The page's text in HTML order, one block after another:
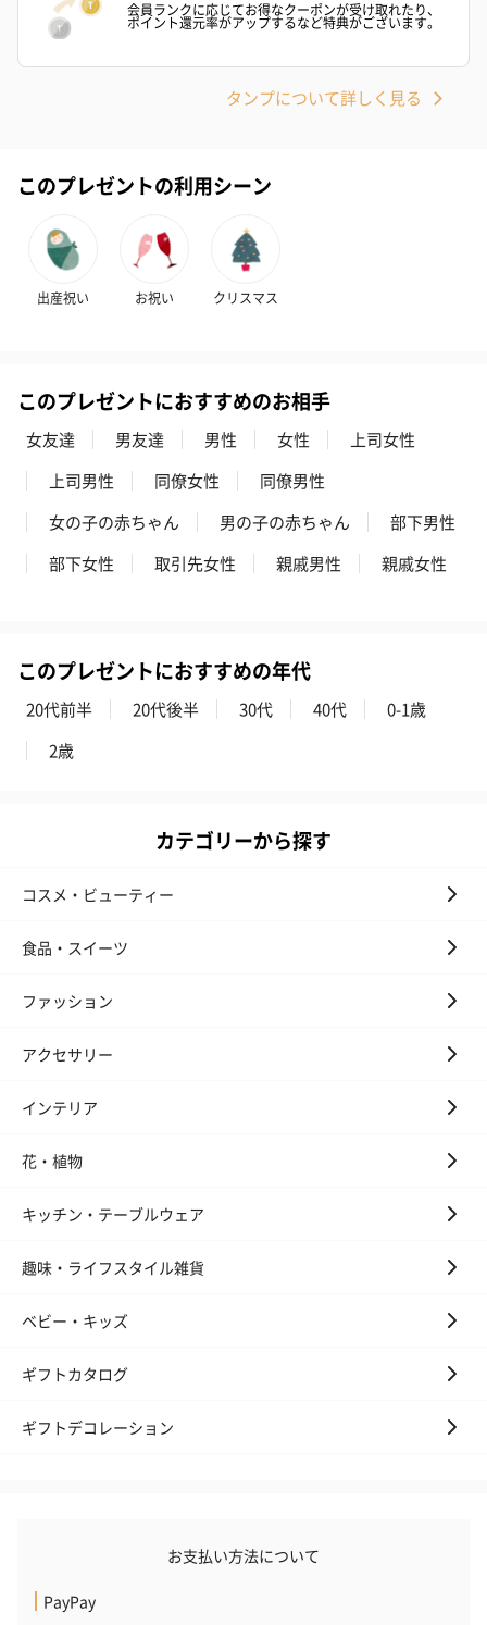
写真付きメッセージカ
ード（680円）
写真付きメッセージカ
ンク（680円）
【誕生日】
刷なし）（
ラッピングを施してお届けいたします。
ゴールド（390円） ピンク（390円）
のし
結婚祝い（御結婚御
出産祝い（御出産御
結婚内祝い（
出産祝いギフトへの＋αにおすすめです。お母様にもお子様にも嬉
商品と同梱してお届けいたします。
絵本&うさぎ（ピンク）
葉酸入りデカ
ベビーグッズ
赤ちゃん向けのアイテムをご用意しました。
会員ランクに応じてお得なクーポンが受け取れたり、
ポイント還元率がアップするなど特典がございます。
タンプについて詳しく見る
このプレゼントの利用シーン
出産祝い お祝い クリスマス
このプレゼントにおすすめのお相手
女友達 男友達 男性 女性
上司女性
上司男性
同僚女性
同僚男性
女の子の赤ちゃん
男の子の赤ちゃん
部下男性
部下女性
取引先女性 親戚男性 親戚女性
このプレゼントにおすすめの年代
20代前半 20代後半 30代 40代
0-1歳
2歳
カテゴリーから探す
コスメ・ビューティー
食品・スイーツ
ファッション
アクセサリー
インテリア
花・植物
キッチン・テーブルウェア
趣味・ライフスタイル雑貨
ベビー・キッズ
ギフトカタログ
ギフトデコレーション
お支払い方法について
PayPay